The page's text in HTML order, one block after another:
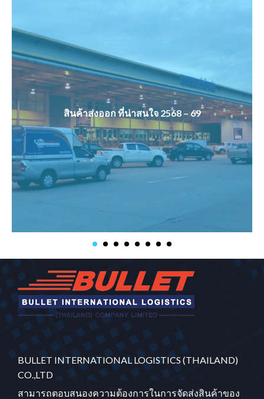
สินค้าส่งออก ที่น่าสนใจ 2568 – 69
BULLET INTERNATIONAL LOGISTICS (THAILAND)
CO.,LTD
สามารถตอบสนองความต้องการในการจัดส่งสินค้าของ